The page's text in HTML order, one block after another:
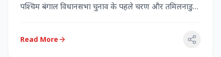
पश्चिम बंगाल विधानसभा चुनाव के पहले चरण और तमिलनाडु
Read More